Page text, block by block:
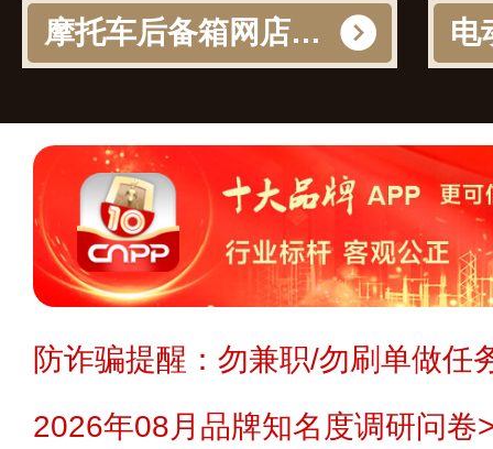
摩托车后备箱网店产品榜
防诈骗提醒：勿兼职/勿刷单做任
2026年08月品牌知名度调研问卷